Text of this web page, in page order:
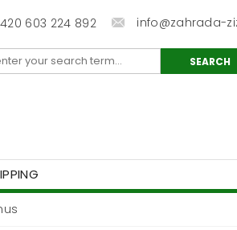
603 224 892 info@zahrada-